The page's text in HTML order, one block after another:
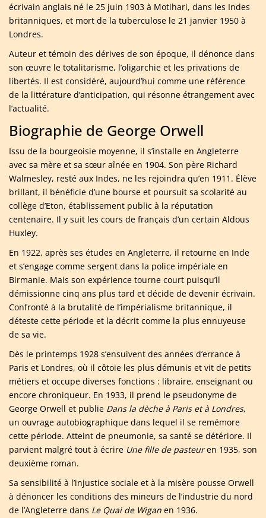
écrivain anglais né le 25 juin 1903 à Motihari, dans les Indes
britanniques, et mort de la tuberculose le 21 janvier 1950 à
Londres.
Auteur et témoin des dérives de son époque, il dénonce dans
son œuvre le totalitarisme, l’oligarchie et les privations de
libertés. Il est considéré, aujourd’hui comme une référence
de la littérature d’anticipation, qui résonne étrangement avec
l’actualité.
Biographie de George Orwell
Issu de la bourgeoisie moyenne, il s’installe en Angleterre
avec sa mère et sa sœur aînée en 1904. Son père Richard
Walmesley, resté aux Indes, ne les rejoindra qu’en 1911. Élève
brillant, il bénéficie d’une bourse et poursuit sa scolarité au
collège d’Eton, établissement public à la réputation
centenaire. Il y suit les cours de français d’un certain Aldous
Huxley.
En 1922, après ses études en Angleterre, il retourne en Inde
et s’engage comme sergent dans la police impériale en
Birmanie. Mais son expérience tourne court puisqu’il
démissionne cinq ans plus tard et décide de devenir écrivain.
Confronté à la brutalité de l’impérialisme britannique, il
déteste cette période et la décrit comme la plus ennuyeuse
de sa vie.
Dès le printemps 1928 s’ensuivent des années d’errance à
Paris et Londres, où il côtoie les plus démunis et vit de petits
métiers et occupe diverses fonctions : libraire, enseignant ou
encore chroniqueur. En 1933, il prend le pseudonyme de
George Orwell et publie Dans la dèche à Paris et à Londres,
un ouvrage autobiographique dans lequel il se remémore
cette période. Atteint de pneumonie, sa santé se détériore. Il
parvient malgré tout à écrire Une fille de pasteuren 1935, son
deuxième roman.
Sa sensibilité à l’injustice sociale et à la misère pousse Orwell
à dénoncer les conditions des mineurs de l’industrie du nord
de l’Angleterre dans Le Quai de Wigan en 1936.